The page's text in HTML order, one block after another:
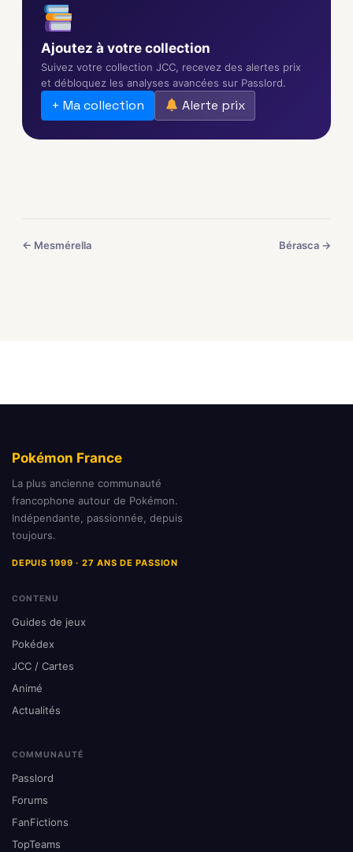
Ajoutez à votre collection
Suivez votre collection JCC, recevez des alertes prix
et débloquez les analyses avancées sur Passlord.
+ Ma collection Alerte prix
← Mesmérella Bérasca →
Pokémon France
La plus ancienne communauté
francophone autour de Pokémon.
Indépendante, passionnée, depuis
toujours.
DEPUIS 1999 · 27 ANS DE PASSION
CONTENU
Guides de jeux
Pokédex
JCC / Cartes
Animé
Actualités
COMMUNAUTÉ
Passlord
Forums
FanFictions
TopTeams